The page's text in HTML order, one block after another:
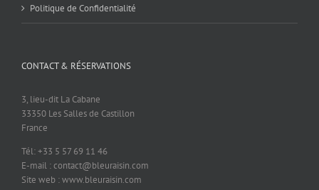
Politique de Confidentialité
CONTACT & RÉSERVATIONS
3, lieu-dit La Cabane
33350 Les Salles de Castillon
France
Tél: +33 5 57 69 11 46
E-mail : contact@bleuraisin.com
Site web : www.bleuraisin.com